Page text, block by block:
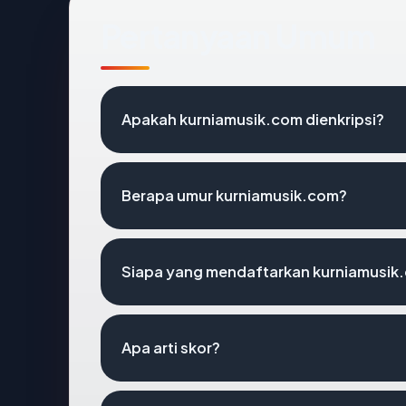
Apakah kurniamusik.com dienkripsi?
Berapa umur kurniamusik.com?
Siapa yang mendaftarkan
Apa arti skor?